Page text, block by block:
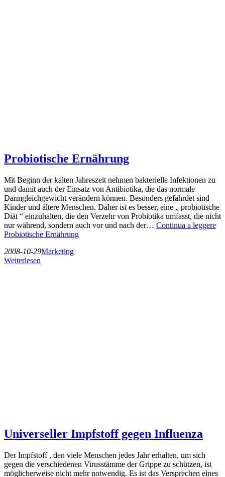
Probiotische Ernährung
Mit Beginn der kalten Jahreszeit nehmen bakterielle Infektionen zu
und damit auch der Einsatz von Antibiotika, die das normale
Darmgleichgewicht verändern können. Besonders gefährdet sind
Kinder und ältere Menschen. Daher ist es besser, eine „ probiotische
Diät “ einzuhalten, die den Verzehr von Probiotika umfasst, die nicht
nur während, sondern auch vor und nach der… Continua a leggere
Probiotische Ernährung
2008-10-29Marketing
Weiterlesen
Universeller Impfstoff gegen Influenza
Der Impfstoff , den viele Menschen jedes Jahr erhalten, um sich
gegen die verschiedenen Virusstämme der Grippe zu schützen, ist
möglicherweise nicht mehr notwendig. Es ist das Versprechen eines